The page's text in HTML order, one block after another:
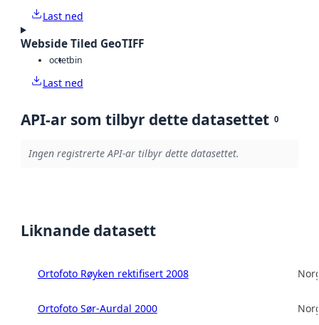
Last ned
Webside Tiled GeoTIFF
octetbin
Last ned
API-ar som tilbyr dette datasettet 0
Ingen registrerte API-ar tilbyr dette datasettet.
Liknande datasett
Ortofoto Røyken rektifisert 2008
Ortofoto Sør-Aurdal 2000